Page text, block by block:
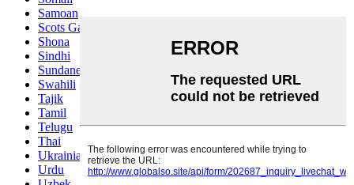
Samoan
Scots Gaelic
Shona
Sindhi
Sundanese
Swahili
Tajik
Tamil
Telugu
Thai
Ukrainian
Urdu